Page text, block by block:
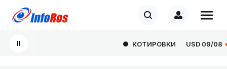
КОТИРОВКИ USD09/08